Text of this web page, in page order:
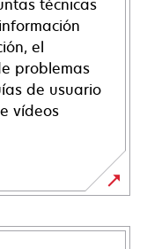
técnicas
el
problemas
de usuario
vídeos